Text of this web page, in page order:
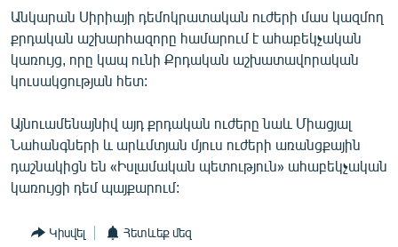
Անկարան Սիրիայի դեմոկրատական ուժերի մաս կազմող
քրդական աշխարհազորը համարում է ահաբեկչական
կառույց, որը կապ ունի Քրդական աշխատավորական
կուսակցության հետ:
Այնուամենայնիվ այդ քրդական ուժերը նաև Միացյալ
Նահանգների և արևմտյան մյուս ուժերի առանցքային
դաշնակիցն են «Իսլամական պետություն» ահաբեկչական
կառույցի դեմ պայքարում:
Կիսվել Հետևեք մեզ